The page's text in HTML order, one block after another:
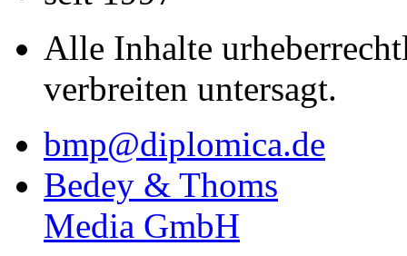
Alle Inhalte
verbreiten untersagt.
bmp@diplomica.de
Bedey & Thoms
Media GmbH